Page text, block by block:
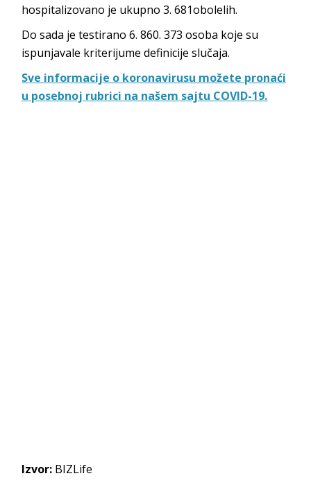
hospitalizovano je ukupno 3. 681obolelih.
Do sada je testirano 6. 860. 373 osoba koje su
ispunjavale kriterijume definicije slučaja.
Sve informacije o koronavirusu možete pronaći
u posebnoj rubrici na našem sajtu COVID-19.
Izvor: BIZLife